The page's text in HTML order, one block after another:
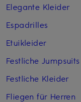
Elegante Kleider
Espadrilles
Etuikleider
Festliche Jumpsuits
Festliche Kleider
Fliegen für Herren